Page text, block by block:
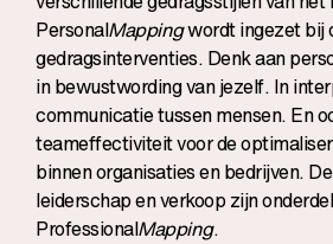
PersonalMappingwordt ingezet bij
gedragsinterventies. Denk aan
in bewustwording van jezelf. In
communicatie tussen mensen. En
teameffectiviteit voor de
binnen organisaties en bedrijven.
leiderschap en verkoop zijn
ProfessionalMapping.